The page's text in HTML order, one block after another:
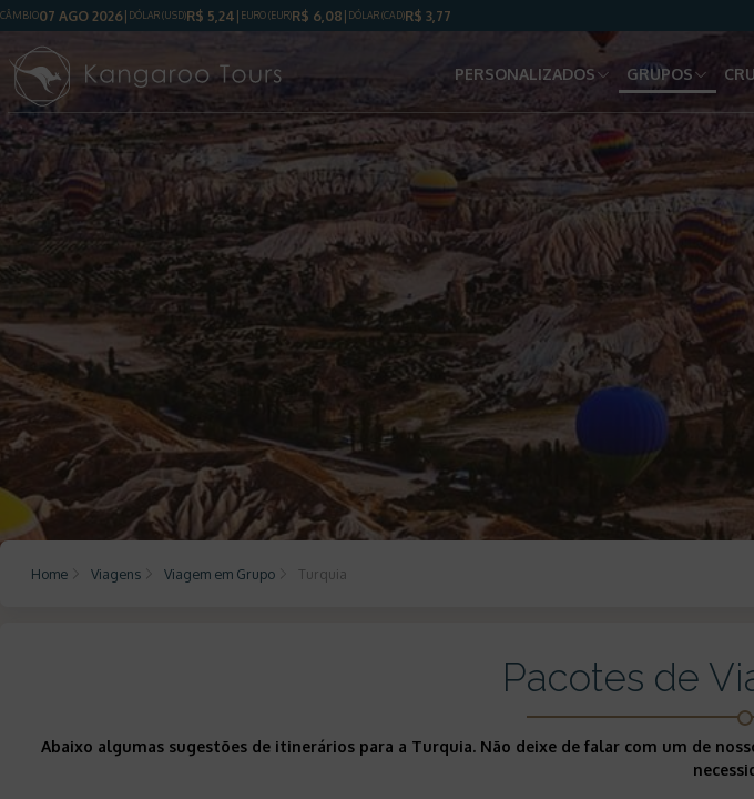
CÂMBIO07 AGO 2026 DÓLAR(USD)R$ 5,24 EURO (EUR)R$ 6,08 DÓLAR(CAD)R$ 3,77
PERSONALIZADOS GRUPOS
Home Viagens Viagem em Grupo Turquia
Pacotes de
Abaixo algumas sugestões de itinerários para a Turquia. Não deixe de falar com um de